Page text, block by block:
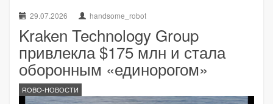
29.07.2026 handsome_robot
Kraken Technology Group
привлекла $175 млн и стала
оборонным «единорогом»
ROBO-НОВОСТИ